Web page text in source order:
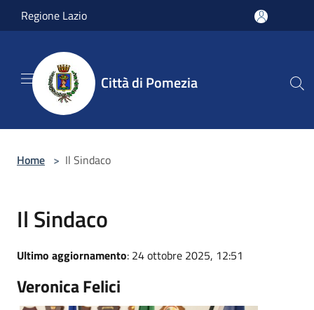
Salta al contenuto principale
Regione Lazio
Città di Pomezia
Home > Il Sindaco
Il Sindaco
Ultimo aggiornamento: 24 ottobre 2025, 12:51
Veronica Felici